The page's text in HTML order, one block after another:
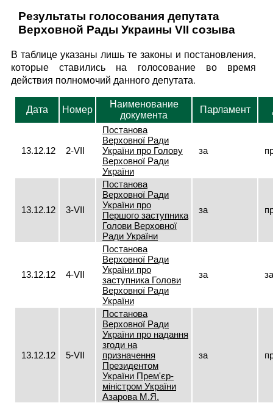
Результаты голосования депутата
Верховной Рады Украины VII созыва
В таблице указаны лишь те законы и постановления,
которые ставились на голосование во время
действия полномочий данного депутата.
Дата Номер
Наименование
документа
Парламент
13.12.12 2-VII
Постанова
Верховної Ради
України про Голову
Верховної Ради
України
за
13.12.12 3-VII
Постанова
Верховної Ради
України про
Першого заступника
Голови Верховної
Ради України
за
13.12.12 4-VII
Постанова
Верховної Ради
України про
заступника Голови
Верховної Ради
України
за за
13.12.12 5-VII
Постанова
Верховної Ради
України про надання
згоди на
призначення
Президентом
України Прем'єр-
міністром України
Азарова М.Я.
за